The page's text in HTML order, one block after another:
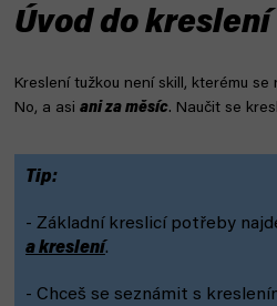
Úvod do
Kreslení tužkou není skill, kterému se
No, a asi ani za měsíc. Naučit se
Tip:
- Základní kreslicí potřeby
a kreslení.
- Chceš se seznámit s